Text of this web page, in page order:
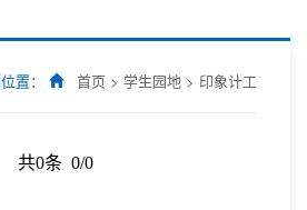
置： 首页 > 学生园地 > 印象计工
共0条 0/0